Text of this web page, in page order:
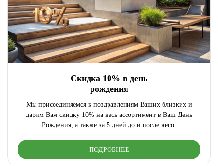
Скидка 10% в день
рождения
Мы присоединяемся к поздравлениям Ваших близких и
дарим Вам скидку 10% на весь ассортимент в Ваш День
Рождения, а также за 5 дней до и после него.
ПОДРОБНЕЕ